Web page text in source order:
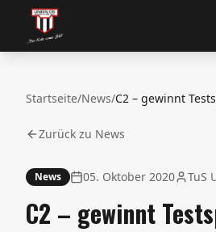
Startseite/News/C2 – gewinnt
Zurück zu News
News 05. Oktober 2020 TuS
C2 – gewinnt